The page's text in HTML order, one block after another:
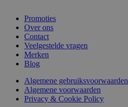
Promoties
Over ons
Contact
Veelgestelde vragen
Merken
Blog
Algemene gebruiksvoorwaarden
Algemene voorwaarden
Privacy & Cookie Policy